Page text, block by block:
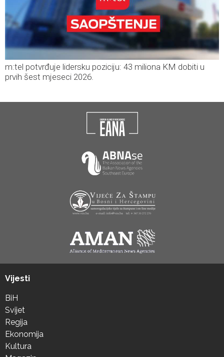
m:tel potvrđuje lidersku poziciju: 43 miliona KM dobiti u
prvih šest mjeseci 2026.
Vijesti
BiH
Svijet
Regija
Ekonomija
Kultura